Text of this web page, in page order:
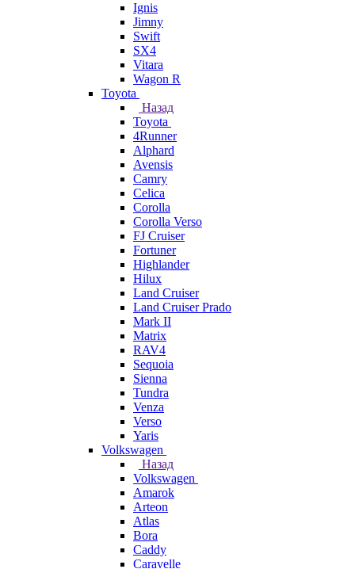
Ignis
Jimny
Swift
SX4
Vitara
Wagon R
Toyota
Назад
Toyota
4Runner
Alphard
Avensis
Camry
Celica
Corolla
Corolla Verso
FJ Cruiser
Fortuner
Highlander
Hilux
Land Cruiser
Land Cruiser Prado
Mark II
Matrix
RAV4
Sequoia
Sienna
Tundra
Venza
Verso
Yaris
Volkswagen
Назад
Volkswagen
Amarok
Arteon
Atlas
Bora
Caddy
Caravelle